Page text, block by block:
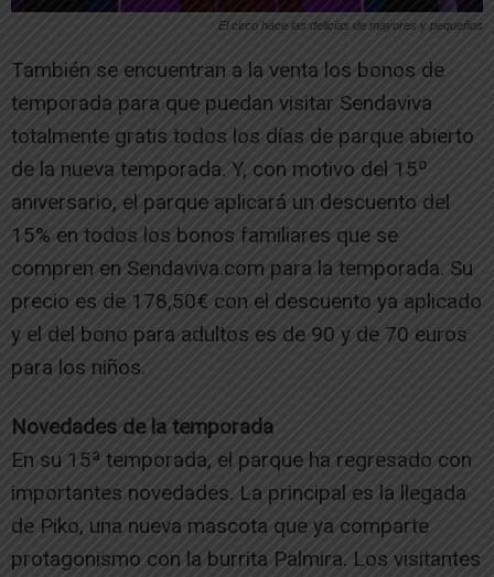
El circo hace las delicias de mayores y pequeños
También se encuentran a la venta los bonos de
temporada para que puedan visitar Sendaviva
totalmente gratis todos los días de parque abierto
de la nueva temporada. Y, con motivo del 15º
aniversario, el parque aplicará un descuento del
15% en todos los bonos familiares que se
compren en Sendaviva.com para la temporada. Su
precio es de 178,50€ con el descuento ya aplicado
y el del bono para adultos es de 90 y de 70 euros
para los niños.
Novedades de la temporada
En su 15ª temporada, el parque ha regresado con
importantes novedades. La principal es la llegada
de Piko, una nueva mascota que ya comparte
protagonismo con la burrita Palmira. Los visitantes